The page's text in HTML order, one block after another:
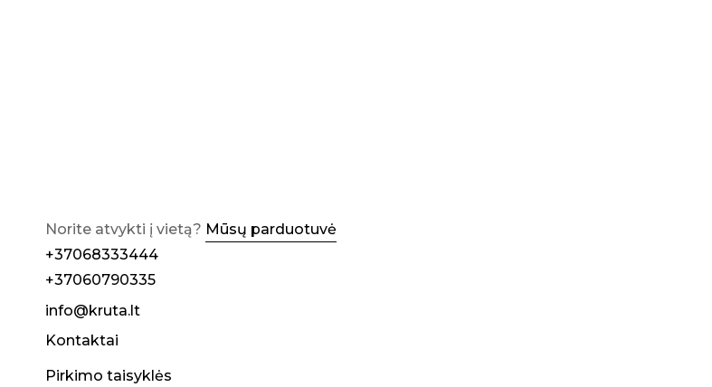
Norite atvykti į vietą? Mūsų parduotuvė
+37068333444
+37060790335
info@kruta.lt
Kontaktai
Pirkimo taisyklės